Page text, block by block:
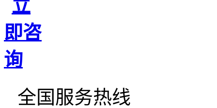
全国服务热线